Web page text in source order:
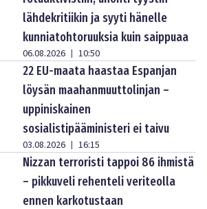
lähdekritiikin ja syyti hänelle
kunniatohtoruuksia kuin saippuaa
06.08.2026 | 10:50
22 EU-maata haastaa Espanjan
löysän maahanmuuttolinjan –
uppiniskainen
sosialistipääministeri ei taivu
03.08.2026 | 16:15
Nizzan terroristi tappoi 86 ihmistä
– pikkuveli rehenteli veriteolla
ennen karkotustaan